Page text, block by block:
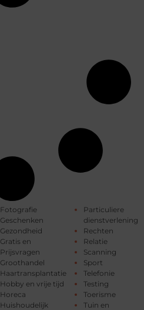
Fotografie
Geschenken
Gezondheid
Gratis en
Prijsvragen
Groothandel
Haartransplantatie
Hobby en vrije tijd
Horeca
Huishoudelijk
Particuliere
dienstverlening
Rechten
Relatie
Scanning
Sport
Telefonie
Testing
Toerisme
Tuin en